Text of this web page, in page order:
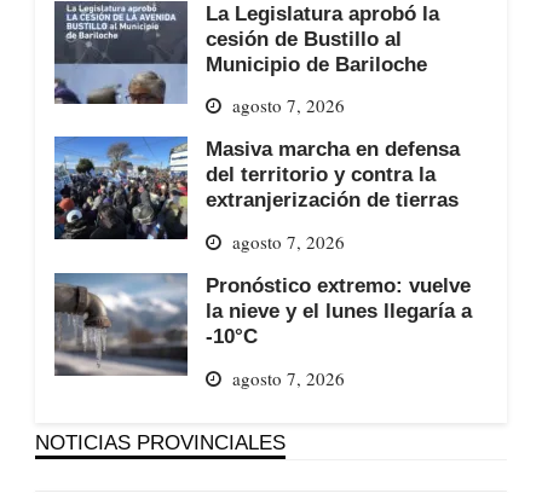
La Legislatura aprobó la
cesión de Bustillo al
Municipio de Bariloche
agosto 7, 2026
Masiva marcha en defensa
del territorio y contra la
extranjerización de tierras
agosto 7, 2026
Pronóstico extremo: vuelve
la nieve y el lunes llegaría a
-10°C
agosto 7, 2026
NOTICIAS PROVINCIALES